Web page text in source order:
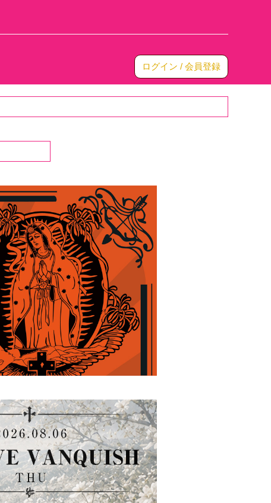
ログイン / 会員登録